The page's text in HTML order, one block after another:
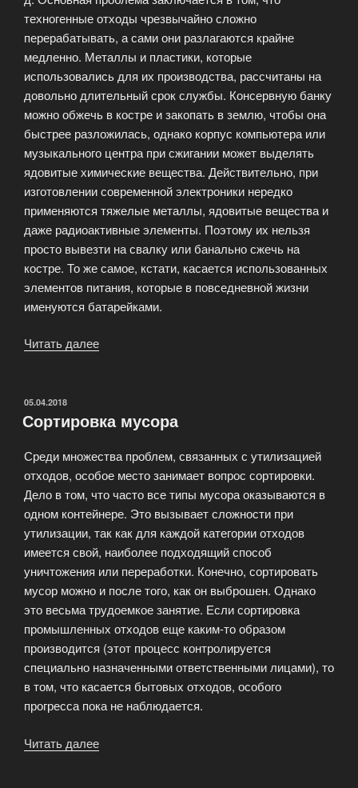
техногенные отходы чрезвычайно сложно
перерабатывать, а сами они разлагаются крайне
медленно. Металлы и пластики, которые
использовались для их производства, рассчитаны на
довольно длительный срок службы. Консервную банку
можно обжечь в костре и закопать в землю, чтобы она
быстрее разложилась, однако корпус компьютера или
музыкального центра при сжигании может выделять
ядовитые химические вещества. Действительно, при
изготовлении современной электроники нередко
применяются тяжелые металлы, ядовитые вещества и
даже радиоактивные элементы. Поэтому их нельзя
просто вывезти на свалку или банально сжечь на
костре. То же самое, кстати, касается использованных
элементов питания, которые в повседневной жизни
именуются батарейками.
Читать далее
ОПУБЛИКОВАНО
05.04.2018
Сортировка мусора
Среди множества проблем, связанных с утилизацией
отходов, особое место занимает вопрос сортировки.
Дело в том, что часто все типы мусора оказываются в
одном контейнере. Это вызывает сложности при
утилизации, так как для каждой категории отходов
имеется свой, наиболее подходящий способ
уничтожения или переработки. Конечно, сортировать
мусор можно и после того, как он выброшен. Однако
это весьма трудоемкое занятие. Если сортировка
промышленных отходов еще каким-то образом
производится (этот процесс контролируется
специально назначенными ответственными лицами), то
в том, что касается бытовых отходов, особого
прогресса пока не наблюдается.
Читать далее